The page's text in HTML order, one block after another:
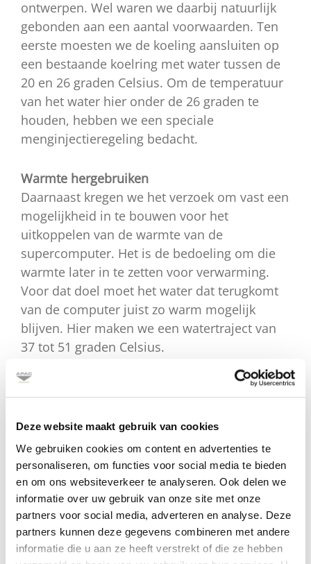
Deze website maakt gebruik van cookies
We gebruiken cookies om content en advertenties te
personaliseren, om functies voor social media te bieden
en om ons websiteverkeer te analyseren. Ook delen we
informatie over uw gebruik van onze site met onze
partners voor social media, adverteren en analyse. Deze
partners kunnen deze gegevens combineren met andere
informatie die u aan ze heeft verstrekt of die ze hebben
ontwerpen. Wel waren we daarbij natuurlijk
gebonden aan een aantal voorwaarden. Ten
eerste moesten we de koeling aansluiten op
een bestaande koelring met water tussen de
20 en 26 graden Celsius. Om de temperatuur
van het water hier onder de 26 graden te
houden, hebben we een speciale
menginjectieregeling bedacht.
Warmte hergebruiken
Daarnaast kregen we het verzoek om vast een
mogelijkheid in te bouwen voor het
uitkoppelen van de warmte van de
supercomputer. Het is de bedoeling om die
warmte later in te zetten voor verwarming.
Voor dat doel moet het water dat terugkomt
van de computer juist zo warm mogelijk
blijven. Hier maken we een watertraject van
37 tot 51 graden Celsius.
Monitoren en actief aansturen
temperaturen houden we van elkaar
gescheiden met een warmtewisselaar. Beide
systemen voorzien we van toerengeregelde
pompen. Die voeren we redundant uit: als er
een onderdeel uitvalt, blijft het systeem toch
functioneren. De regeltechniek en sturing is
door onze software-afdeling bedacht en
uitgevoerd. Om de omstandigheden van de